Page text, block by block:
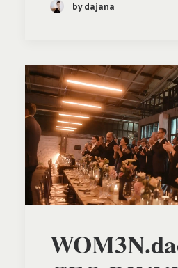
by dajana